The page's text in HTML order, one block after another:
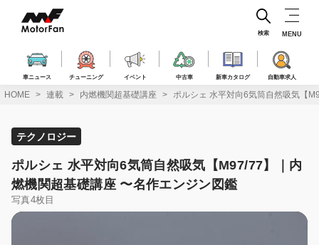
ス
車ニュース チューニング イベント 中古車 新車カタログ 自動車求人
検索 MENU
HOME 連載 内燃機関超基礎講座 ポルシェ 水平対向6気筒自然吸気【
テクノロジー
ポルシェ 水平対向6気筒自然吸気【M97/77】｜内
燃機関超基礎講座 〜名作エンジン図鑑
写真4枚目